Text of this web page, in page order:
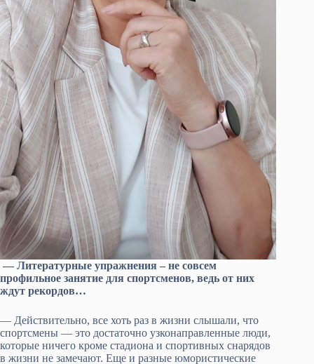
— Литературные упражнения – не совсем
профильное занятие для спортсменов, ведь от них
ждут рекордов…
— Действительно, все хоть раз в жизни слышали, что
спортсмены — это достаточно узконаправленные люди,
которые ничего кроме стадиона и спортивных снарядов
в жизни не замечают. Еще и разные юмористические